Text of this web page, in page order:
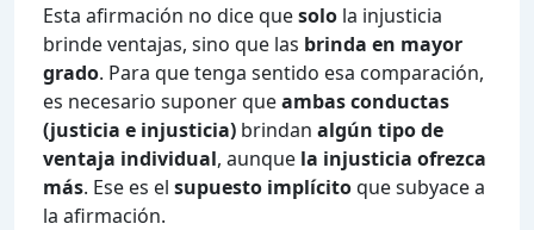
Esta afirmación no dice quesolo la injusticia
brinde ventajas, sino que las brinda en mayor
grado. Para que tenga sentido esa comparación,
es necesario suponer queambas conductas
(justicia e injusticia) brindan algún tipo de
ventaja individual, aunque la injusticia ofrezca
más. Ese es el supuesto implícitoque subyace a
la afirmación.